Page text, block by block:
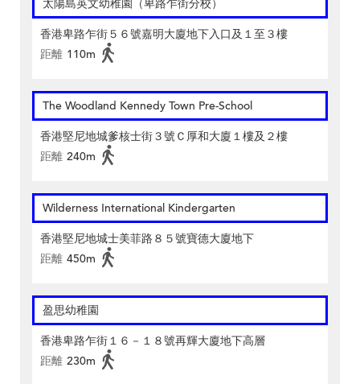
太陽島英文幼稚園（卑路乍街分校）
香港卑路乍街５６號嘉明大廈地下入口及１至３樓
距離 110m
The Woodland Kennedy Town Pre-School
香港堅尼地城爹核士街３號Ｃ厚和大廈１樓及２樓
距離 240m
Wilderness International Kindergarten
香港堅尼地城士美菲路８５號寶德大廈地下
距離 450m
盈思幼稚園
香港卑路乍街１６－１８號再輝大廈地下高層
距離 230m